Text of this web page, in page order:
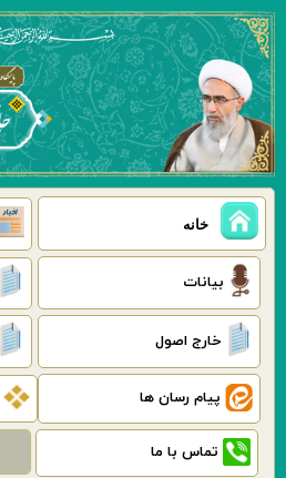
پرش
محتوا
خانه
بیانات
خارج اصول
پیام رسان ها
تماس با ما